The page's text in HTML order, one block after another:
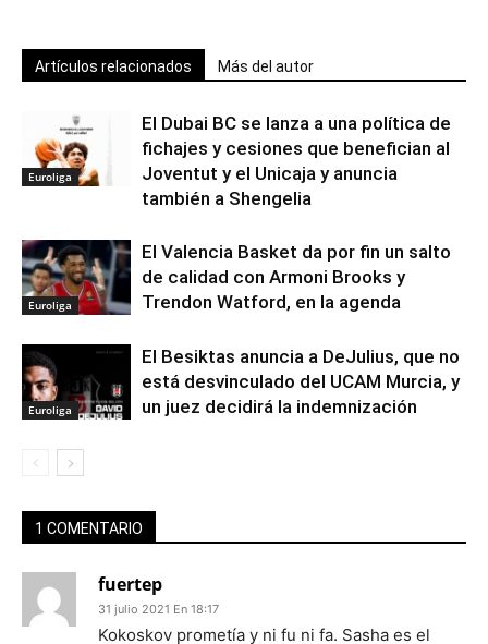
Artículos relacionados Más del autor
Euroliga
El Dubai BC se lanza a una política de
fichajes y cesiones que benefician al
Joventut y el Unicaja y anuncia
también a Shengelia
Euroliga
El Valencia Basket da por fin un salto
de calidad con Armoni Brooks y
Trendon Watford, en la agenda
Euroliga
El Besiktas anuncia a DeJulius, que no
está desvinculado del UCAM Murcia, y
un juez decidirá la indemnización
1 COMENTARIO
fuertep
31 julio 2021 En 18:17
Kokoskov prometía y ni fu ni fa. Sasha es el